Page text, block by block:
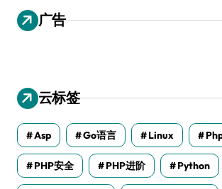
广告
云标签
Asp Go语言 Linux
PHP安全 PHP进阶 Python